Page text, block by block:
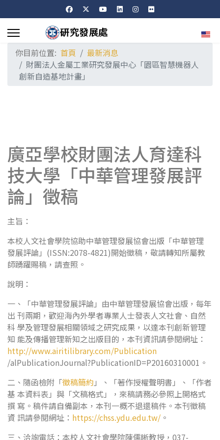
選擇
你目前位置: 首頁
最新消息
財團法人金屬工業研究發展中心「園區智慧機器人
創新自造基地計畫」
廣亞學校財團法人育達科
技大學「中華管理發展評
論」徵稿
主旨：
本校人文社會學院協助中華管理發展協會出版「中華管理
發展評論」(ISSN:2078-4821)開始徵稿，敬請轉知所屬教
師踴躍賜稿，請查照。
說明：
一、「中華管理發展評論」由中華管理發展協會出版，每年
出 刊兩期，歡迎海內外學者專業人士發表人文社會、自然
科 學及管理發展相關領域之研究成果，以達本刊創新管理
知 能及傳播管理新知之出版目的，本刊資訊請參閱網址：
http://www.airitilibrary.com/Publication
/alPublicationJournal?PublicationID=P20160310001。
二、隨函檢附「徵稿簡約 」、「著作授權聲明書」、「作者
基 本資料表」與「文稿格式」，來稿請務必參照上開格式
撰 寫。稿件請自備副本，本刊一概不退還稿件。本刊徵稿
資 訊請參閱網址： https://chss.ydu.edu.tw/ 。
三、洽詢電話：本校人文社會學院陳儒晰教授，037-